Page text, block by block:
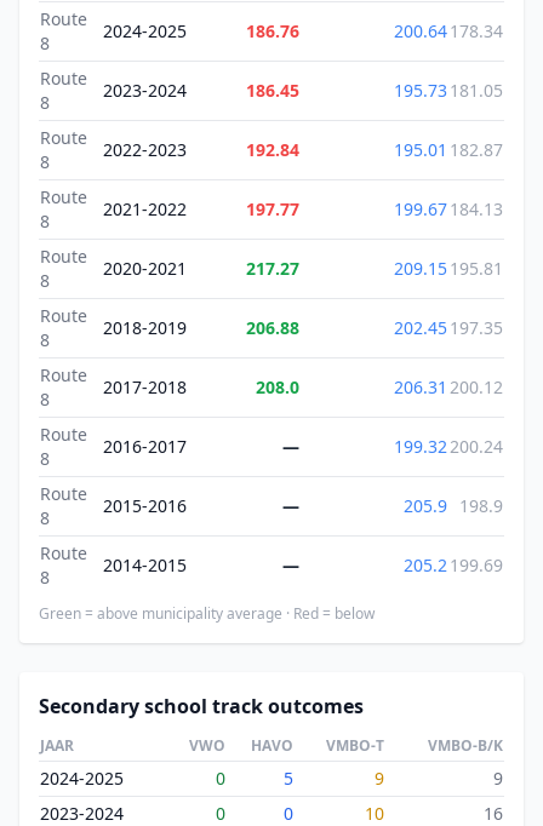
Route
8
2024-2025 186.76 200.64178.34
Route
8
2023-2024 186.45 195.73181.05
Route
8
2022-2023 192.84 195.01 182.87
Route
8
2021-2022 197.77 199.67184.13
Route
8
2020-2021 217.27 209.15195.81
Route
8
2018-2019 206.88 202.45197.35
Route
8
2017-2018 208.0 206.31 200.12
Route
8
2016-2017 — 199.32200.24
Route
8
2015-2016 — 205.9 198.9
Route
8
2014-2015 — 205.2199.69
Green = above municipality average · Red = below
Secondary school track outcomes
JAAR VWO HAVO VMBO-T VMBO-B/K
2024-2025 0 5 9
9
2023-2024
0 0 10
16